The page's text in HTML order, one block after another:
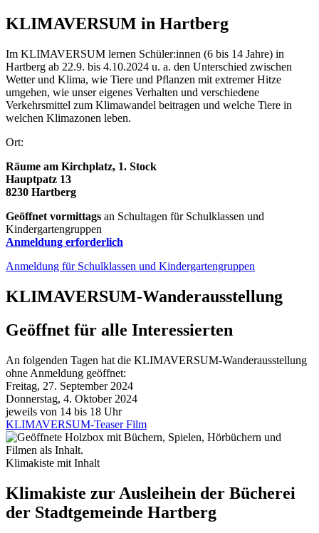
KLIMAVERSUM in Hartberg
Im KLIMAVERSUM lernen Schüler:innen (6 bis 14 Jahre) in
Hartberg ab 22.9. bis 4.10.2024 u. a. den Unterschied zwischen
Wetter und Klima, wie Tiere und Pflanzen mit extremer Hitze
umgehen, wie unser eigenes Verhalten und verschiedene
Verkehrsmittel zum Klimawandel beitragen und welche Tiere in
welchen Klimazonen leben.
Ort:
Räume am Kirchplatz, 1. Stock
Hauptpatz 13
8230 Hartberg
Geöffnet vormittags an Schultagen für Schulklassen und
Kindergartengruppen
Anmeldung erforderlich
Anmeldung für Schulklassen und Kindergartengruppen
KLIMAVERSUM-Wanderausstellung
Geöffnet für alle Interessierten
An folgenden Tagen hat die KLIMAVERSUM-Wanderausstellung
ohne Anmeldung geöffnet:
Freitag, 27. September 2024
Donnerstag, 4. Oktober 2024
jeweils von 14 bis 18 Uhr
KLIMAVERSUM-Teaser Film
Klimakiste mit Inhalt
Klimakiste zur Ausleihein der Bücherei
der Stadtgemeinde Hartberg